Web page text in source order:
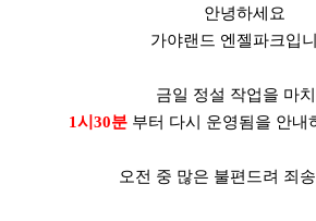
안녕하세요
가야랜드 엔젤파크입
금일 정설 작업을 마
1시30분 부터 다시 운영됨을 안내
오전 중 많은 불편드려 죄